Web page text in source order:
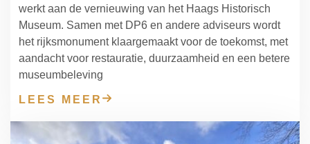
werkt aan de vernieuwing van het Haags Historisch
Museum. Samen met DP6 en andere adviseurs wordt
het rijksmonument klaargemaakt voor de toekomst, met
aandacht voor restauratie, duurzaamheid en een betere
museumbeleving
LEES MEER